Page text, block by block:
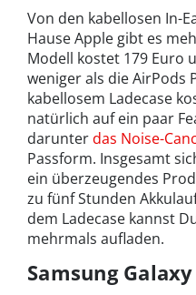
Von den kabellosen In-
Hause Apple gibt es
Modell kostet 179 Euro
weniger als die AirPods
kabellosem Ladecase
natürlich auf ein paar
darunterdas Noise-
Passform. Insgesamt
ein überzeugendes
zu fünf Stunden
dem Ladecase kannst
mehrmals aufladen.
Samsung